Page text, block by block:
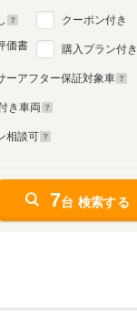
価書
クーポン付き
購入プラン付き
ーアフター保証対象車
き車両
相談可
7台 検索する